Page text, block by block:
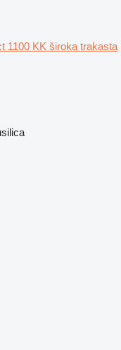
1100 KK široka trakasta